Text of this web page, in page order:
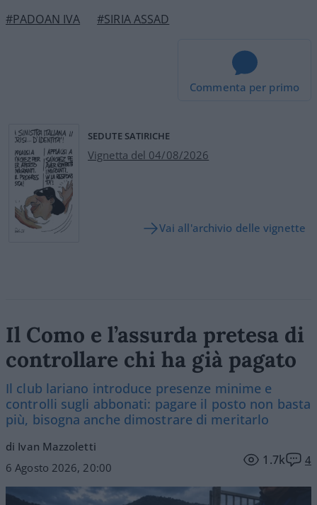
#PADOAN IVA #SIRIA ASSAD
Commenta per primo
SEDUTE SATIRICHE
Vignetta del 04/08/2026
Vai all'archivio delle vignette
Il Como e l’assurda pretesa di
controllare chi ha già pagato
Il club lariano introduce presenze minime e
controlli sugli abbonati: pagare il posto non basta
più, bisogna anche dimostrare di meritarlo
di Ivan Mazzoletti
6 Agosto 2026, 20:00
1.7k 4